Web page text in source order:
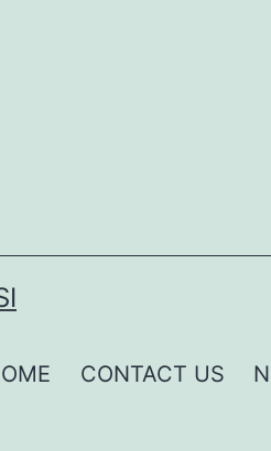
CONTACT US